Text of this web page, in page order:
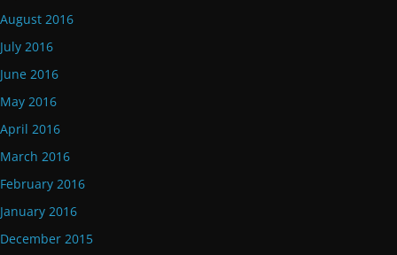
August 2016
July 2016
June 2016
May 2016
April 2016
March 2016
February 2016
January 2016
December 2015